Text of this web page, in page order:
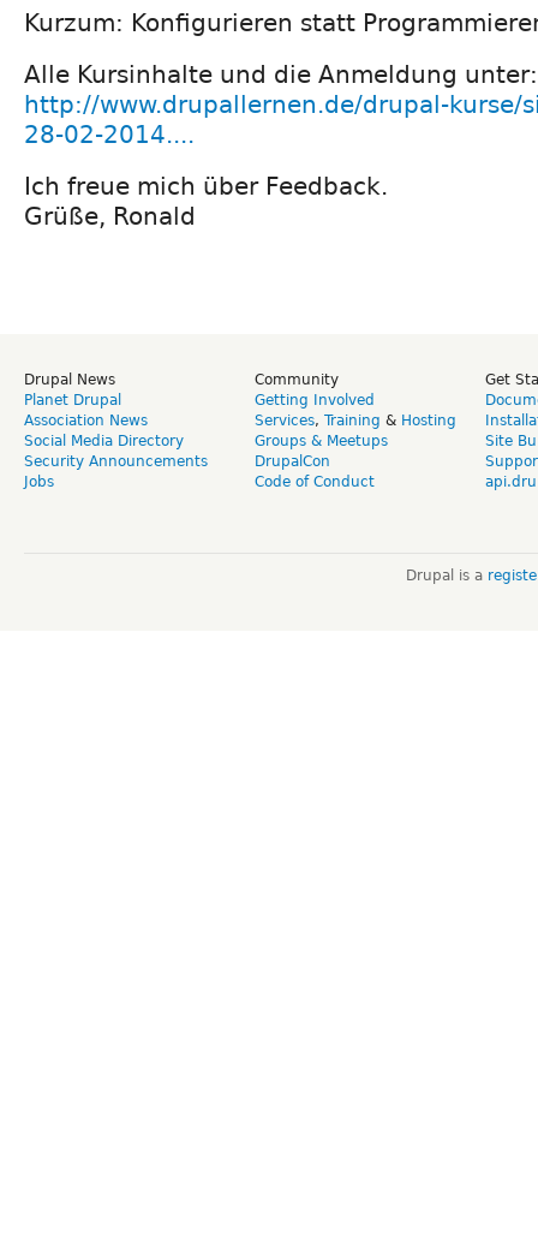
Kurzum: Konfigurieren statt
Alle Kursinhalte und die Anmeldung unter:
http://www.drupallernen.de/drupal-kurse/
28-02-2014....
Ich freue mich über Feedback.
Grüße, Ronald
Drupal News
Planet Drupal
Association News
Social Media Directory
Security Announcements
Jobs
Community
Getting Involved
Services, Training & Hosting
Groups & Meetups
DrupalCon
Code of Conduct
Get
Site
Drupal is a